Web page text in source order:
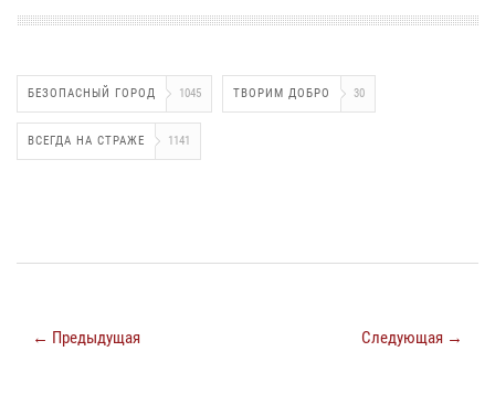
БЕЗОПАСНЫЙ ГОРОД 1045 ТВОРИМ ДОБРО 30
ВСЕГДА НА СТРАЖЕ 1141
← Предыдущая Следующая →